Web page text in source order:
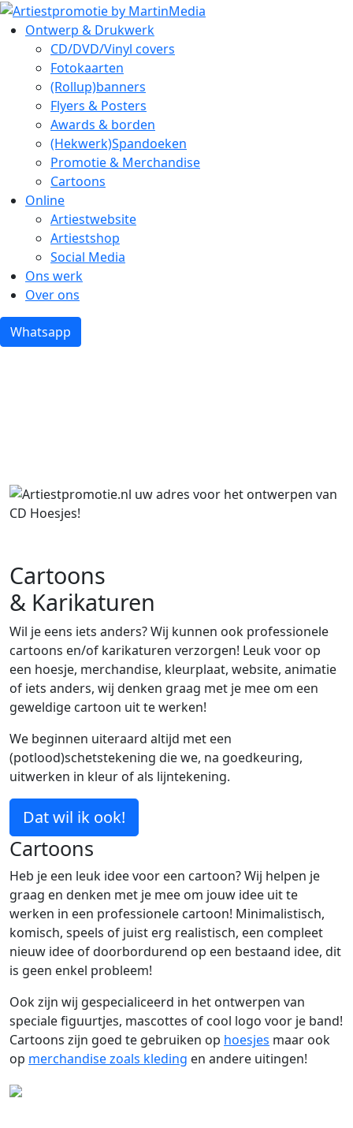
Ontwerp & Drukwerk
CD/DVD/Vinyl covers
Fotokaarten
(Rollup)banners
Flyers & Posters
Awards & borden
(Hekwerk)Spandoeken
Promotie & Merchandise
Cartoons
Online
Artiestwebsite
Artiestshop
Social Media
Ons werk
Over ons
Whatsapp
Cartoons
& Karikaturen
Wil je eens iets anders? Wij kunnen ook professionele
cartoons en/of karikaturen verzorgen! Leuk voor op
een hoesje, merchandise, kleurplaat, website, animatie
of iets anders, wij denken graag met je mee om een
geweldige cartoon uit te werken!
We beginnen uiteraard altijd met een
(potlood)schetstekening die we, na goedkeuring,
uitwerken in kleur of als lijntekening.
Dat wil ik ook!
Cartoons
Heb je een leuk idee voor een cartoon? Wij helpen je
graag en denken met je mee om jouw idee uit te
werken in een professionele cartoon! Minimalistisch,
komisch, speels of juist erg realistisch, een compleet
nieuw idee of doorbordurend op een bestaand idee, dit
is geen enkel probleem!
Ook zijn wij gespecialiceerd in het ontwerpen van
speciale figuurtjes, mascottes of cool logo voor je band!
Cartoons zijn goed te gebruiken op hoesjes maar ook
op merchandise zoals kleding en andere uitingen!